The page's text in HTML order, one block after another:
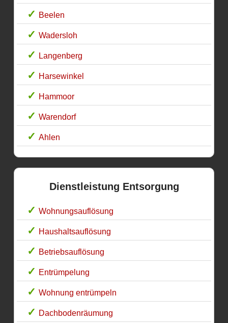
Beelen
Wadersloh
Langenberg
Harsewinkel
Hammoor
Warendorf
Ahlen
Dienstleistung Entsorgung
Wohnungsauflösung
Haushaltsauflösung
Betriebsauflösung
Entrümpelung
Wohnung entrümpeln
Dachbodenräumung